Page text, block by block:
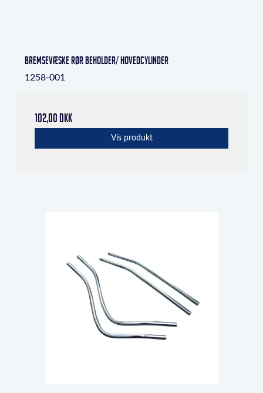
Bremsevæske rør beholder/ hovedcylinder
1258-001
102,00 DKK
Vis produkt